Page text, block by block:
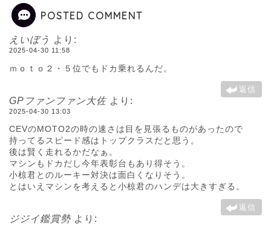
POSTED COMMENT
えいぼう より:
2025-04-30 11:58
ｍｏｔｏ２・５位でもドカ乗れるんだ。
返信
GPファンファン大佐 より:
2025-04-30 13:03
CEVのMOTO2の時の速さは目を見張るものがあったので
持ってるスピード感はトップクラスだと思う。
後は賢く走れるかだなぁ。
マシンもドカだし今年表彰台もあり得そう。
小椋君とのルーキー対決は面白くなりそう。
とはいえマシンを考えると小椋君のハンデは大きすぎる。
返信
ジジイ鑑賞勢 より: